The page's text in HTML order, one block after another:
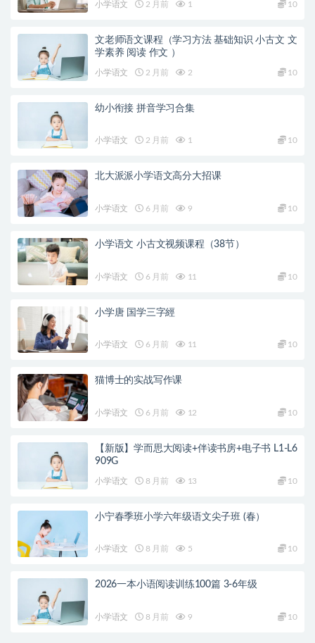
小学语文 2 月前 1 10
文老师语文课程（学习方法 基础知识 小古文 文
学素养 阅读 作文 ）
小学语文 2 月前 2 10
幼小衔接 拼音学习合集
小学语文 2 月前 1 10
北大派派小学语文高分大招课
小学语文 6 月前 9 10
小学语文 小古文视频课程（38节）
小学语文 6 月前 11 10
小学唐 国学三字經
小学语文 6 月前 11 10
猫博士的实战写作课
小学语文 6 月前 12 10
【新版】学而思大阅读+伴读书房+电子书 L1-L6
909G
小学语文 8 月前 13 10
小宁春季班小学六年级语文尖子班 (春）
小学语文 8 月前 5 10
2026一本小语阅读训练100篇 3-6年级
小学语文 8 月前 9 10